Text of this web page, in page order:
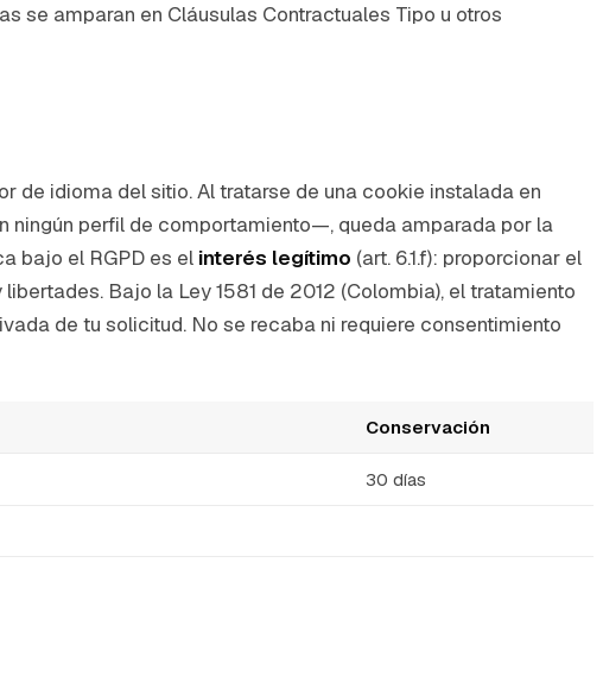
se amparan en Cláusulas Contractuales Tipo u otros
de idioma del sitio. Al tratarse de una cookie instalada en
ningún perfil de comportamiento—, queda amparada por la
bajo el RGPD es el interés legítimo (art. 6.1.f): proporcionar el
Bajo la Ley 1581 de 2012 (Colombia), el tratamiento
de tu solicitud. No se recaba ni requiere consentimiento
Conservación
30 días